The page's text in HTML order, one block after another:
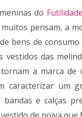
do
pensam, a
bens de
vestidos das
a marca
caracterizar um
bandas e calças